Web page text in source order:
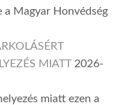
Magyar Honvédség
MIATT 2026-
miatt ezen a